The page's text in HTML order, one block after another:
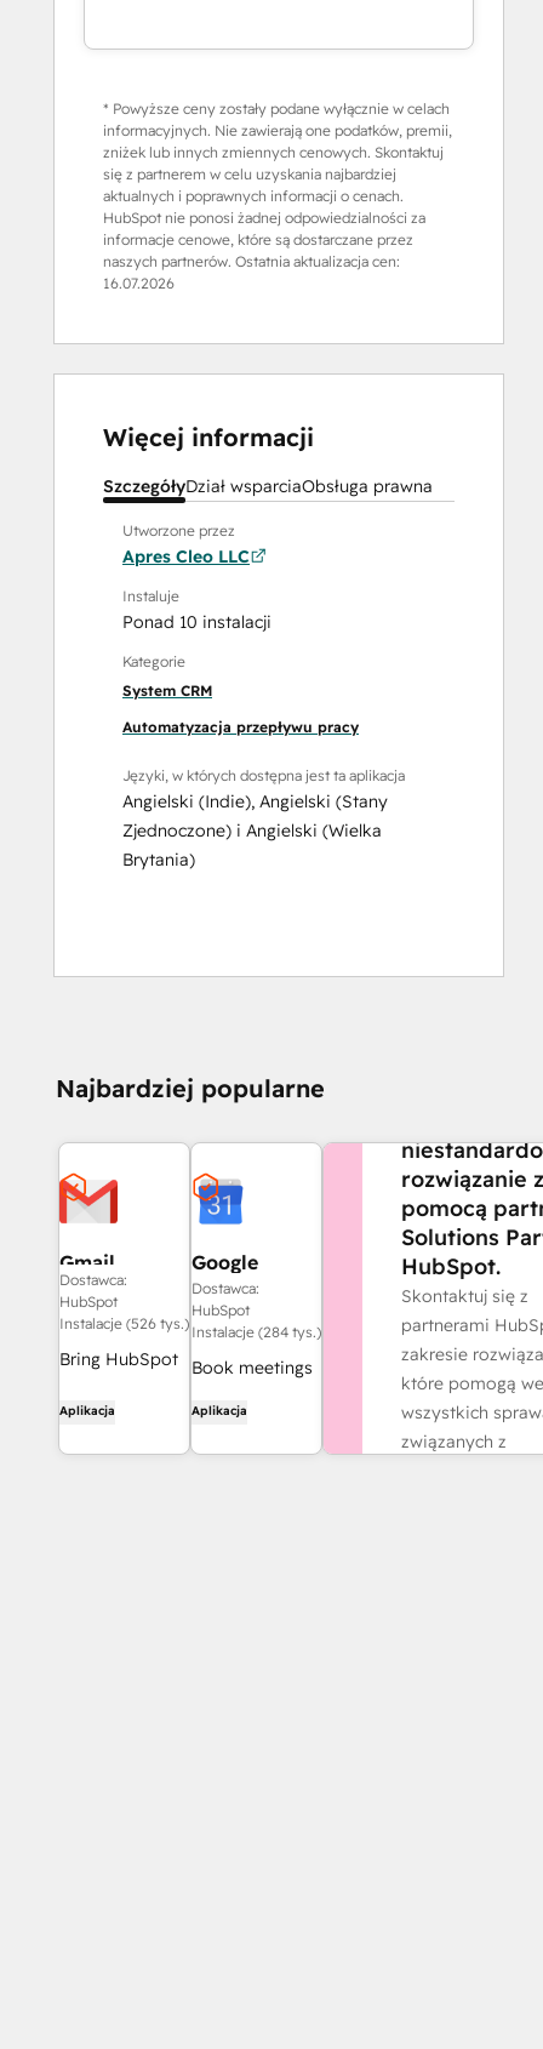
* Powyższe ceny zostały podane wyłącznie w celach
informacyjnych. Nie zawierają one podatków, premii,
zniżek lub innych zmiennych cenowych. Skontaktuj
się z partnerem w celu uzyskania najbardziej
aktualnych i poprawnych informacji o cenach.
HubSpot nie ponosi żadnej odpowiedzialności za
informacje cenowe, które są dostarczane przez
naszych partnerów. Ostatnia aktualizacja cen:
16.07.2026
Więcej informacji
SzczegółyDział wsparciaObsługa prawna
Utworzone przez
Apres Cleo LLC
Instaluje
Ponad 10 instalacji
Kategorie
System CRM
Automatyzacja przepływu pracy
Języki, w których dostępna jest ta aplikacja
Angielski (Indie), Angielski (Stany
Zjednoczone) i Angielski (Wielka
Brytania)
Najbardziej popularne
Gmail
Dostawca:
HubSpot
Instalacje (526 tys.)
Bring HubSpot
with the
HubSpot
Aplikacja
Google
Calendar
Dostawca:
HubSpot
Instalacje (284 tys.)
Book meetings
easily with
HubSpot and
Aplikacja
rozwiązanie z
pomocą
Solutions
HubSpot.
Skontaktuj się z
partnerami
zakresie
które pomogą we
wszystkich
związanych z